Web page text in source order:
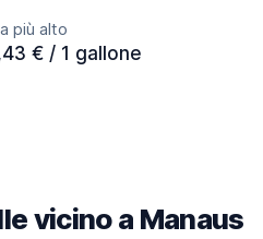
più alto
€ / 1 gallone
vicino a Manaus